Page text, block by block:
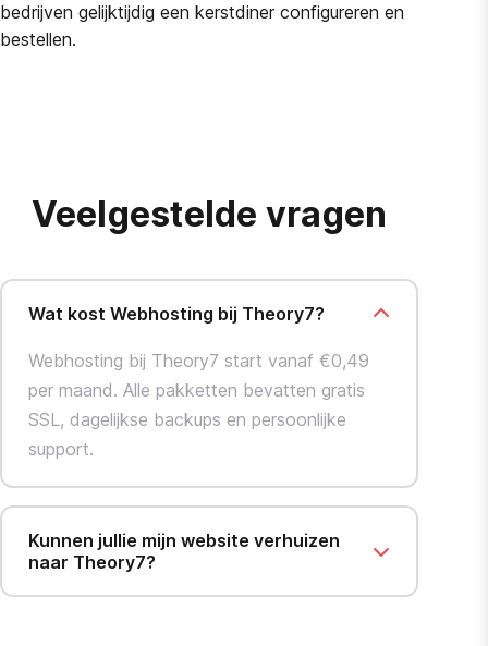
bedrijven gelijktijdig een kerstdiner configureren en
bestellen.
Veelgestelde vragen
Wat kost Webhosting bij Theory7?
Webhosting bij Theory7 start vanaf €0,49
per maand. Alle pakketten bevatten gratis
SSL, dagelijkse backups en persoonlijke
support.
Kunnen jullie mijn website verhuizen
naar Theory7?